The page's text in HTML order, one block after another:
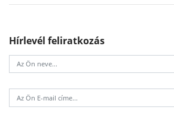
Hírlevél feliratkozás